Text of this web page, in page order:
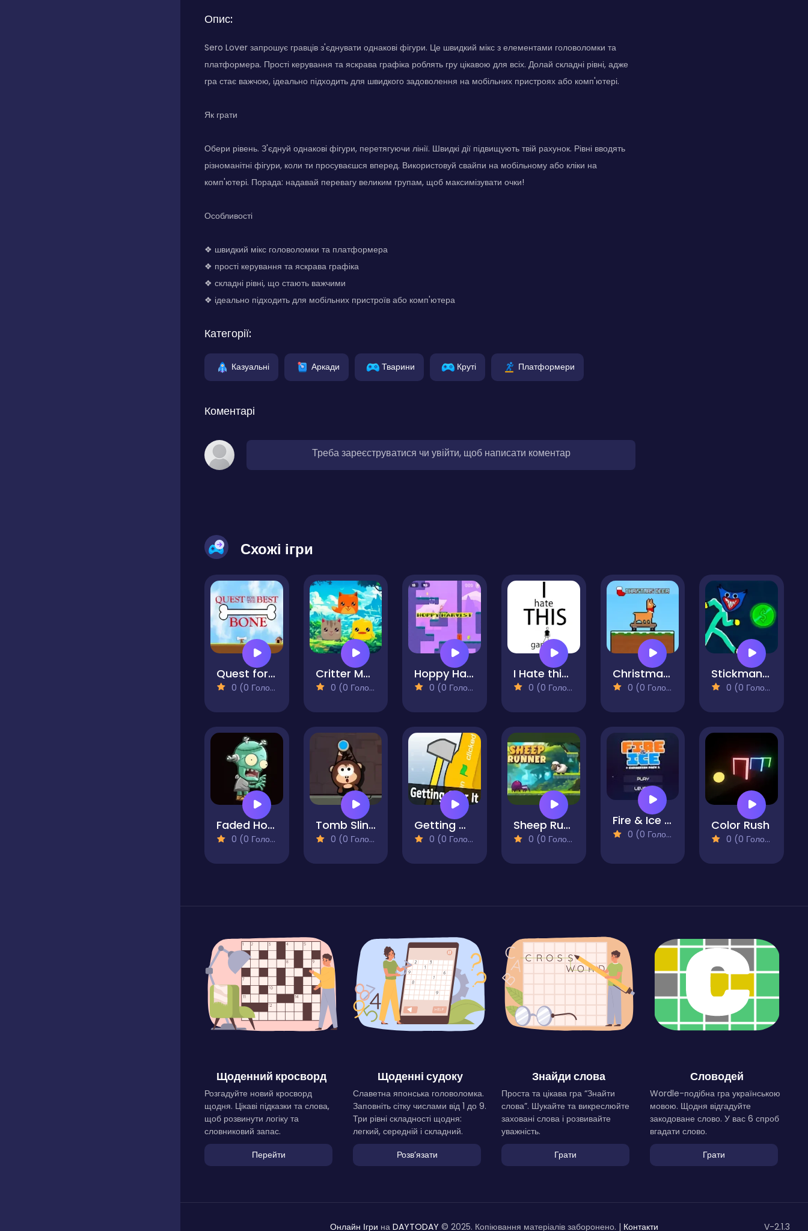
Опис:
Sero Lover запрошує гравців з'єднувати однакові фігури. Це швидкий мікс з елементами головоломки та
платформера. Прості керування та яскрава графіка роблять гру цікавою для всіх. Долай складні рівні, адже
гра стає важчою, ідеально підходить для швидкого задоволення на мобільних пристроях або комп'ютері.
Як грати
Обери рівень. З'єднуй однакові фігури, перетягуючи лінії. Швидкі дії підвищують твій рахунок. Рівні вводять
різноманітні фігури, коли ти просуваєшся вперед. Використовуй свайпи на мобільному або кліки на
комп'ютері. Порада: надавай перевагу великим групам, щоб максимізувати очки!
Особливості
❖ швидкий мікс головоломки та платформера
❖ прості керування та яскрава графіка
❖ складні рівні, що стають важчими
❖ ідеально підходить для мобільних пристроїв або комп'ютера
Категорії:
Казуальні Аркади Тварини Круті Платформери
Коментарі
Треба зареєструватися чи увійти, щоб написати коментар
Схожі ігри
Quest for the Best Bone
0 (0 Голосів)
Critter Munch
0 (0 Голосів)
Hoppy Harvest
0 (0 Голосів)
I Hate this Game 2
0 (0 Голосів)
Christmas Deer
0 (0 Голосів)
Stickman Huggy 456 Squid
0 (0 Голосів)
Faded Horror
0 (0 Голосів)
Tomb Slingshot
0 (0 Голосів)
Getting Over It
0 (0 Голосів)
Sheep Runner
0 (0 Голосів)
Fire & Ice - Season 2
0 (0 Голосів)
Color Rush
0 (0 Голосів)
Щоденний кросворд
Розгадуйте новий кросворд
щодня. Цікаві підказки та слова,
щоб розвинути логіку та
словниковий запас.
Перейти
Щоденні судоку
Славетна японська головоломка.
Заповніть сітку числами від 1 до 9.
Три рівні складності щодня:
легкий, середній і складний.
Розвʼязати
Знайди слова
Проста та цікава гра “Знайти
слова”. Шукайте та викреслюйте
заховані слова і розвивайте
уважність.
Грати
Словодей
Wordle-подібна гра українською
мовою. Щодня відгадуйте
закодоване слово. У вас 6 спроб
вгадати слово.
Грати
Онлайн Ігри на DAYTODAY © 2025. Копіювання матеріалів заборонено. | Контакти V-2.1.3